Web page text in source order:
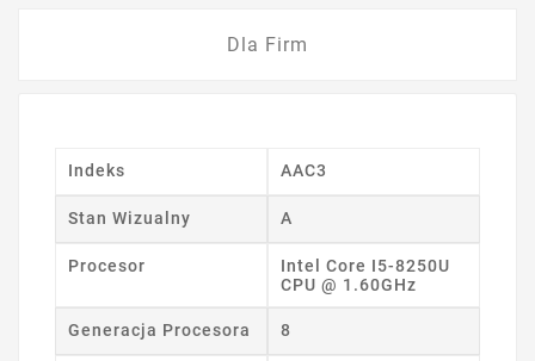
Dla Firm
Indeks AAC3
Stan Wizualny A
Procesor
Intel Core I5-8250U
CPU @ 1.60GHz
Generacja Procesora 8